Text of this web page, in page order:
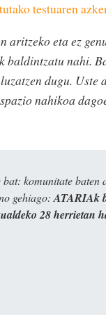
testuaren
eta ez
nahi.
dugu. Uste
nahikoa
komunitate baten
gehiago:ATARIAk
28 herrietan